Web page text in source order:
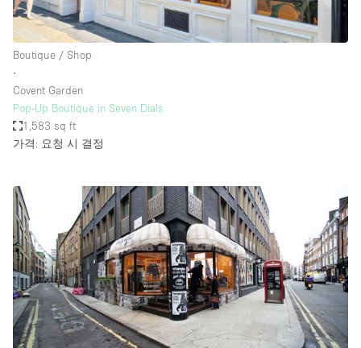
Boutique / Shop
∙
Covent Garden
Pop-Up Boutique in Seven Dials
1,583 sq ft
가격: 요청 시 결정